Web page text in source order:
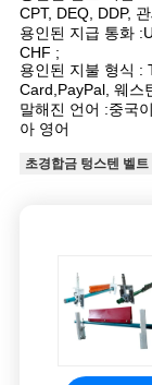
CPT, DEQ, DDP,
용인된 지급 통화
CHF ;
용인된 지불 형식 :
Card,PayPal, 웨스
말해진 언어 :중국
아 영어
초경합금 텅스텐 벨트